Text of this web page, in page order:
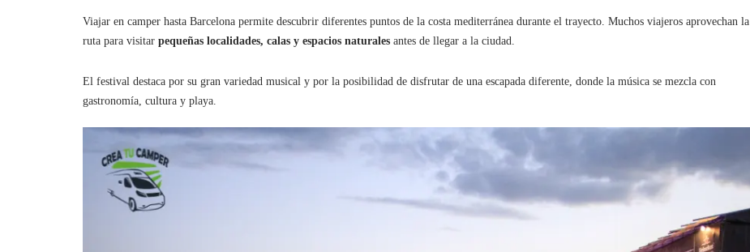
Viajar en camper hasta Barcelona permite descubrir diferentes puntos de la costa mediterránea durante el trayecto. Muchos viajeros aprovechan la
ruta para visitar pequeñas localidades, calas y espacios naturales antes de llegar a la ciudad.
El festival destaca por su gran variedad musical y por la posibilidad de disfrutar de una escapada diferente, donde la música se mezcla con
gastronomía, cultura y playa.